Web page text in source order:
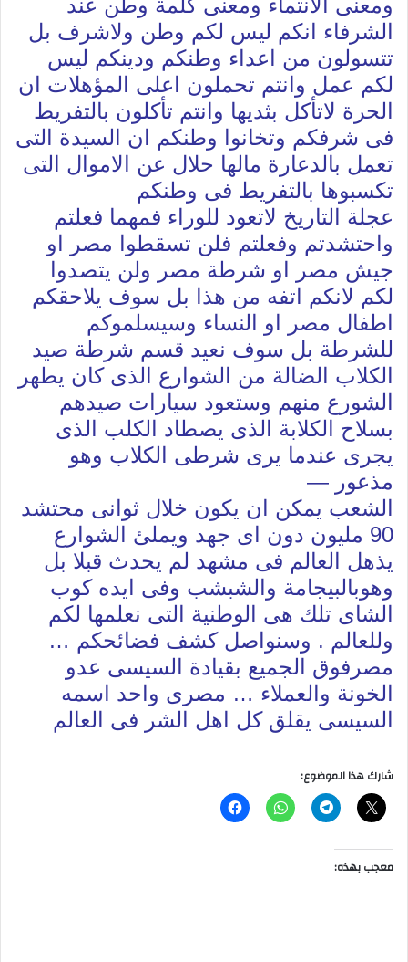
الشرفاء انكم ليس لكم وطن ولاشرف بل
تتسولون من اعداء وطنكم ودينكم ليس
لكم عمل وانتم تحملون اعلى المؤهلات ان
الحرة لاتأكل بثديها وانتم تأكلون بالتفريط
فى شرفكم وتخانوا وطنكم ان السيدة التى
تعمل بالدعارة مالها حلال عن الاموال التى
تكسبوها بالتفريط فى وطنكم
عجلة التاريخ لاتعود للوراء فمهما فعلتم
واحتشدتم وفعلتم فلن تسقطوا مصر او
جيش مصر او شرطة مصر ولن يتصدوا
لكم لانكم اتفه من هذا بل سوف يلاحقكم
اطفال مصر او النساء وسيسلموكم
للشرطة بل سوف نعيد قسم شرطة صيد
الكلاب الضالة من الشوارع الذى كان يطهر
الشورع منهم وستعود سيارات صيدهم
بسلاح الكلابة الذى يصطاد الكلب الذى
يجرى عندما يرى شرطى الكلاب وهو
مذعور —
الشعب يمكن ان يكون خلال ثوانى محتشد
90 مليون دون اى جهد ويملئ الشوارع
يذهل العالم فى مشهد لم يحدث قبلا بل
وهوبالبيجامة والشبشب وفى ايده كوب
الشاى تلك هى الوطنية التى نعلمها لكم
وللعالم . وسنواصل كشف فضائحكم …
مصرفوق الجميع بقيادة السيسى عدو
الخونة والعملاء … مصرى واحد اسمه
السيسى يقلق كل اهل الشر فى العالم
شارك هذا الموضوع:
معجب بهذه: